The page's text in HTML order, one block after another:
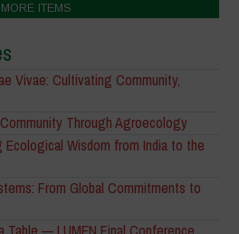
MORE ITEMS
Vivae: Cultivating Community,
Through Agroecology
Wisdom from India to the
From Global Commitments to